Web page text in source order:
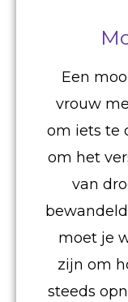
Een
vrouw
om iets te
om het
van
moet je
zijn om
steeds